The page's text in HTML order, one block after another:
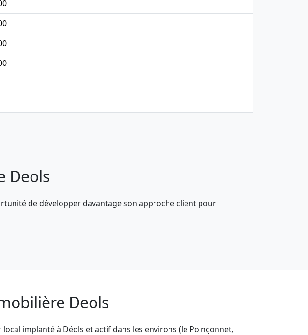
Deols
de développer davantage son approche client pour
Deols
implanté à Déols et actif dans les environs (le Poinçonnet,